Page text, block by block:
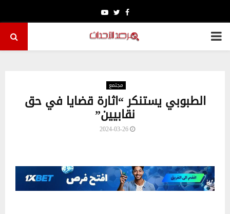
Facebook
Twitter
Youtube
PRIMARY
مجتمع
الطبوبي يستنكر “اثارة قضايا في حق
نقابيين”
2024-03-26